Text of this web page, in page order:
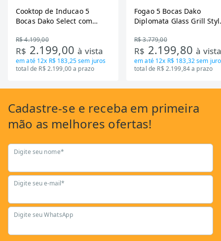
Cooktop de Inducao 5
Bocas Dako Select com
R$ 4.199,00
R$ 2.199,00à vista
em até 12x R$ 183,25sem juros
total de R$ 2.199,00 a prazo
Fogao 5 Bocas Dako
Diplomata Glass Grill
R$ 3.779,00
R$ 2.199,80à
em até 12x R$ 183,32sem
total de R$ 2.199,84 a prazo
Cadastre-se e receba em primeira
mão as melhores ofertas!
Digite seu nome*
Digite seu e-mail*
Digite seu WhatsApp